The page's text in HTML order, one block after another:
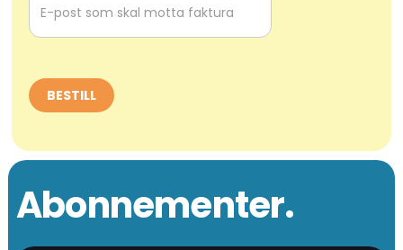
Abonnementer.